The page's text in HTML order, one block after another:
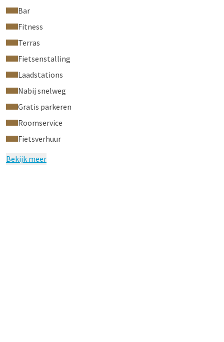
Bar
Fitness
Terras
Fietsenstalling
Laadstations
Nabij snelweg
Gratis parkeren
Roomservice
Fietsverhuur
Bekijk meer